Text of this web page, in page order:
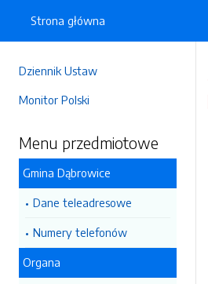
Dziennik Ustaw
Monitor Polski
Menu przedmiotowe
Gmina Dąbrowice
Dane teleadresowe
Numery telefonów
Organa
Strona główna